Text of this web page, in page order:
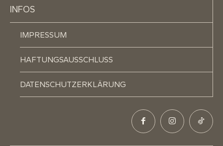
INFOS
IMPRESSUM
HAFTUNGSAUSSCHLUSS
DATENSCHUTZERKLÄRUNG